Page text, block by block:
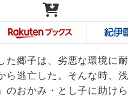
た郷子は、劣悪な環境に
ら逃亡した。そんな時、
のおかみ・とし子に助け